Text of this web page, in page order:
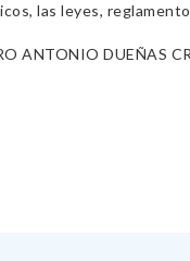
las leyes,
ANTONIO DUEÑAS